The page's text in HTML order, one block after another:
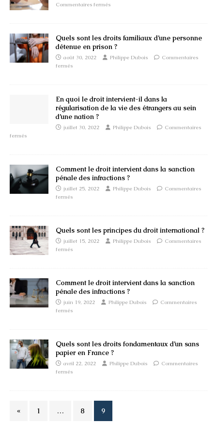
Commentaires fermés
Quels sont les droits familiaux d’une personne
détenue en prison ?
août 30, 2022 Philippe Dubois
Commentaires
fermés
En quoi le droit intervient-il dans la
régularisation de la vie des étrangers au sein
d’une nation ?
juillet 30, 2022 Philippe Dubois
Commentaires
fermés
Comment le droit intervient dans la sanction
pénale des infractions ?
juillet 25, 2022 Philippe Dubois
Commentaires
fermés
Quels sont les principes du droit international ?
juillet 15, 2022 Philippe Dubois
Commentaires
fermés
Comment le droit intervient dans la sanction
pénale des infractions ?
juin 19, 2022 Philippe Dubois
Commentaires
fermés
Quels sont les droits fondamentaux d’un sans
papier en France ?
avril 22, 2022 Philippe Dubois
Commentaires
fermés
« 1 … 8 9